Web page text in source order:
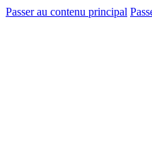
Passer au contenu principal